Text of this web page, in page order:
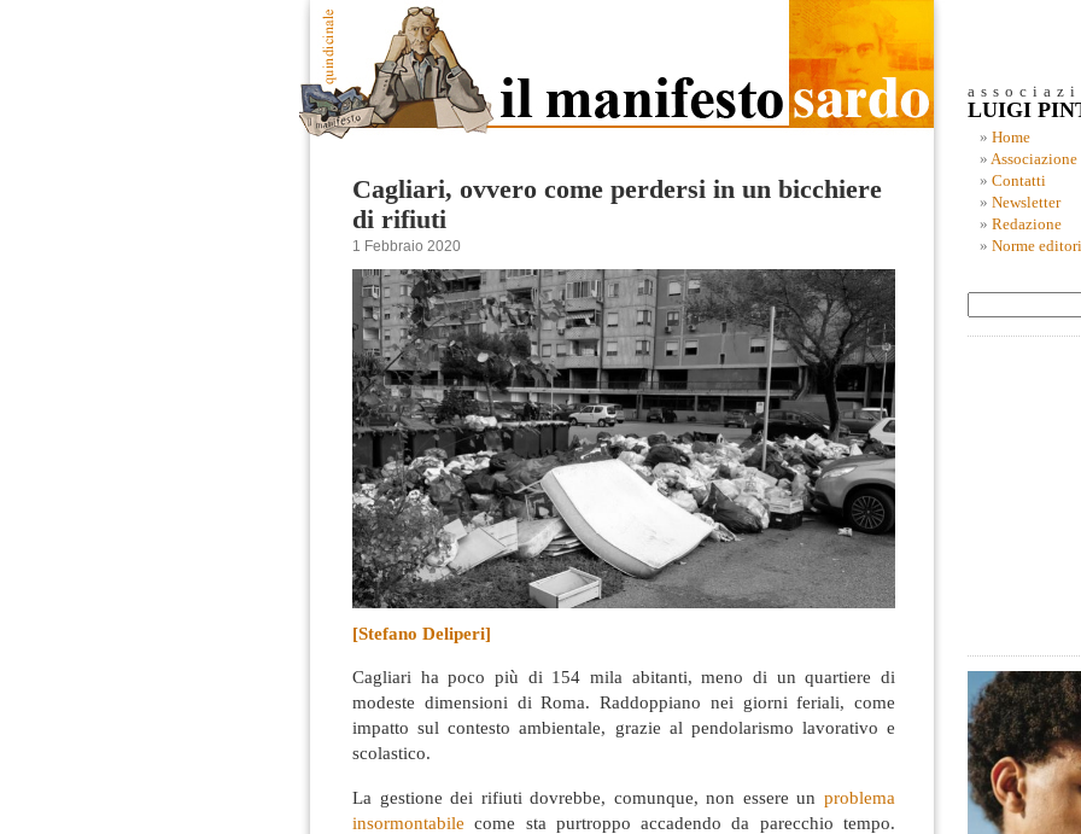
Cagliari, ovvero come perdersi in un bicchiere
di rifiuti
1 Febbraio 2020
[Stefano Deliperi]
Cagliari ha poco più di 154 mila abitanti, meno di un quartiere di
modeste dimensioni di Roma. Raddoppiano nei giorni feriali, come
impatto sul contesto ambientale, grazie al pendolarismo lavorativo e
scolastico.
La gestione dei rifiuti dovrebbe, comunque, non essere un problema
insormontabile come sta purtroppo accadendo da parecchio tempo.
LUIGI
Home
Associazione
Contatti
Newsletter
Redazione
Norme